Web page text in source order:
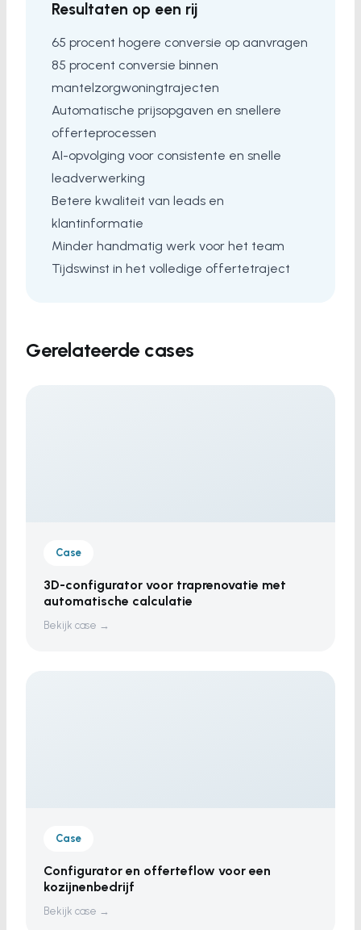
Resultaten op een rij
65 procent hogere conversie op aanvragen
85 procent conversie binnen
mantelzorgwoningtrajecten
Automatische prijsopgaven en snellere
offerteprocessen
AI-opvolging voor consistente en snelle
leadverwerking
Betere kwaliteit van leads en
klantinformatie
Minder handmatig werk voor het team
Tijdswinst in het volledige offertetraject
Gerelateerde cases
Case
3D-configurator voor traprenovatie met
automatische calculatie
Bekijk case →
Case
Configurator en offerteflow voor een
kozijnenbedrijf
Bekijk case →